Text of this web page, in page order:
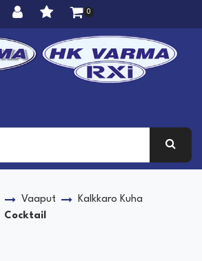
0
Vaaput
Kalkkaro Kuha
Cocktail